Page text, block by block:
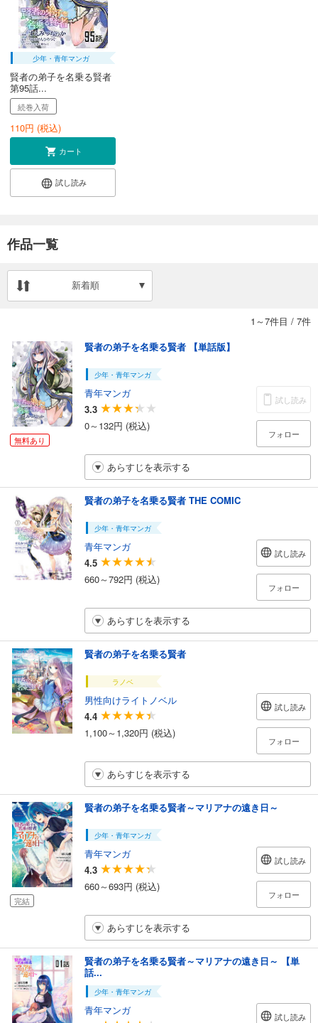
少年・青年マンガ
賢者の弟子を名乗る賢者
第95話...
続巻入荷
110円 (税込)
カート
試し読み
作品一覧
新着順
1～7件目 / 7件
無料あり
賢者の弟子を名乗る賢者 【単話版】
少年・青年マンガ
青年マンガ
3.3
0～132円 (税込)
試し読み
フォロー
あらすじを表示する
賢者の弟子を名乗る賢者 THE COMIC
少年・青年マンガ
青年マンガ
4.5
660～792円 (税込)
試し読み
フォロー
あらすじを表示する
賢者の弟子を名乗る賢者
ラノベ
男性向けライトノベル
4.4
1,100～1,320円 (税込)
試し読み
フォロー
あらすじを表示する
完結
賢者の弟子を名乗る賢者～マリアナの遠き日～
少年・青年マンガ
青年マンガ
4.3
660～693円 (税込)
試し読み
フォロー
あらすじを表示する
賢者の弟子を名乗る賢者～マリアナの遠き日～ 【単
話...
少年・青年マンガ
青年マンガ
試し読み